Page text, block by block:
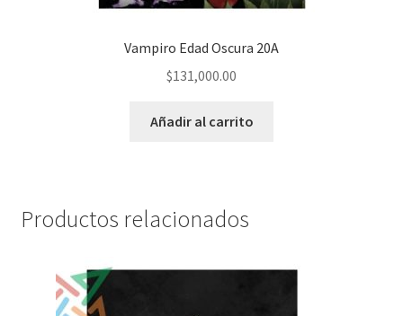
Vampiro Edad Oscura 20A
$131,000.00
Añadir al carrito
Productos relacionados